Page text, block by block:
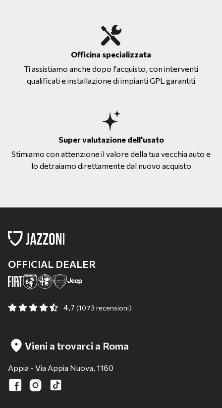
Officina specializzata
Ti assistiamo anche dopo l'acquisto, con interventi
qualificati e installazione di impianti GPL garantiti
Super valutazione dell'usato
Stimiamo con attenzione il valore della tua vecchia auto e
lo detraiamo direttamente dal nuovo acquisto
OFFICIAL DEALER
4,7 (1073 recensioni)
Vieni a trovarci a Roma
Appia - Via Appia Nuova, 1160